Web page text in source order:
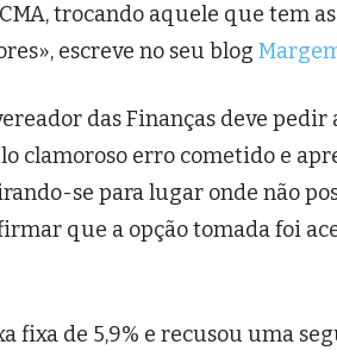
trocando aquele que tem
escreve no seu blog
das Finanças deve pedir
clamoroso erro cometido e
se para lugar onde não
que a opção tomada foi
fixa de 5,9% e recusou uma